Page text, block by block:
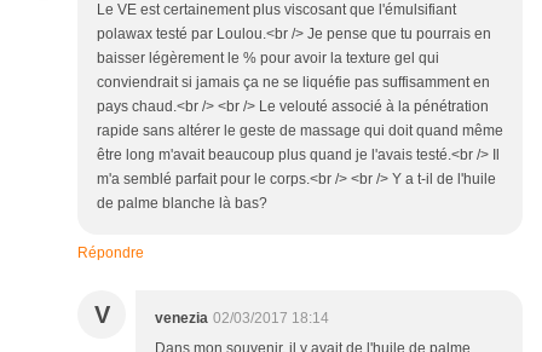
Le VE est certainement plus viscosant que l'émulsifiant
polawax testé par Loulou.<br /> Je pense que tu pourrais en
baisser légèrement le % pour avoir la texture gel qui
conviendrait si jamais ça ne se liquéfie pas suffisamment en
pays chaud.<br /> <br /> Le velouté associé à la pénétration
rapide sans altérer le geste de massage qui doit quand même
être long m'avait beaucoup plus quand je l'avais testé.<br /> Il
m'a semblé parfait pour le corps.<br /> <br /> Y a t-il de l'huile
de palme blanche là bas?
Répondre
V venezia 02/03/2017 18:14
Dans mon souvenir, il y avait de l'huile de palme